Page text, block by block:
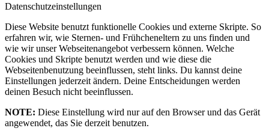
Datenschutzeinstellungen
Diese Website benutzt funktionelle Cookies und externe Skripte. So
erfahren wir, wie Sternen- und Frühcheneltern zu uns finden und
wie wir unser Webseitenangebot verbessern können. Welche
Cookies und Skripte benutzt werden und wie diese die
Webseitenbenutzung beeinflussen, steht links. Du kannst deine
Einstellungen jederzeit ändern. Deine Entscheidungen werden
deinen Besuch nicht beeinflussen.
NOTE: Diese Einstellung wird nur auf den Browser und das Gerät
angewendet, das Sie derzeit benutzen.